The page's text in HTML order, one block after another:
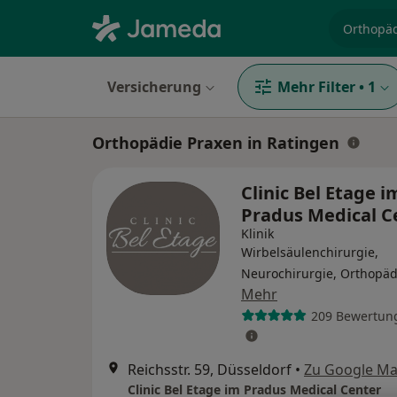
Versicherung Mehr Filter • 1
Orthopädie Praxen in Ratingen
Clinic Bel Etage
Pradus Medical
Klinik
Wirbelsäulenchirurgie,
Neurochirurgie,
Mehr
209
Reichsstr. 59, Düsseldorf • Zu Google
Clinic Bel Etage im Pradus Medical Center